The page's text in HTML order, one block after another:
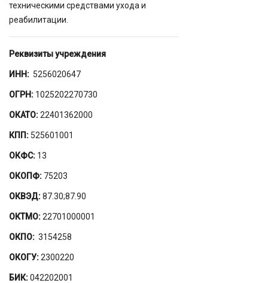
техническими средствами ухода и
реабилитации.
Реквизиты учреждения
ИНН: 5256020647
ОГРН: 1025202270730
ОКАТО:22401362000
КПП: 525601001
ОКФС: 13
ОКОПФ: 75203
ОКВЭД:87.30;87.90
ОКТМО:22701000001
ОКПО: 3154258
ОКОГУ:2300220
БИК:042202001